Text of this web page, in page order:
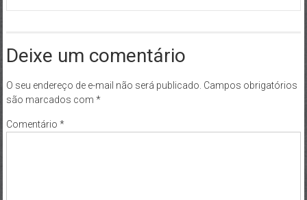
Deixe um comentário
O seu endereço de e-mail não será publicado. Campos obrigatórios
são marcados com *
Comentário *